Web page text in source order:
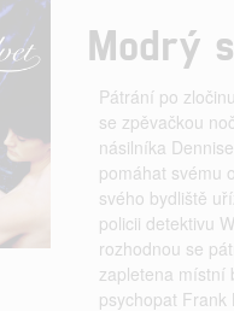
Modrý
Pátrání po
se zpěvačkou
násilníka
pomáhat svému
svého bydliště
policii detektivu
rozhodnou se
zapletena místní
psychopat Frank